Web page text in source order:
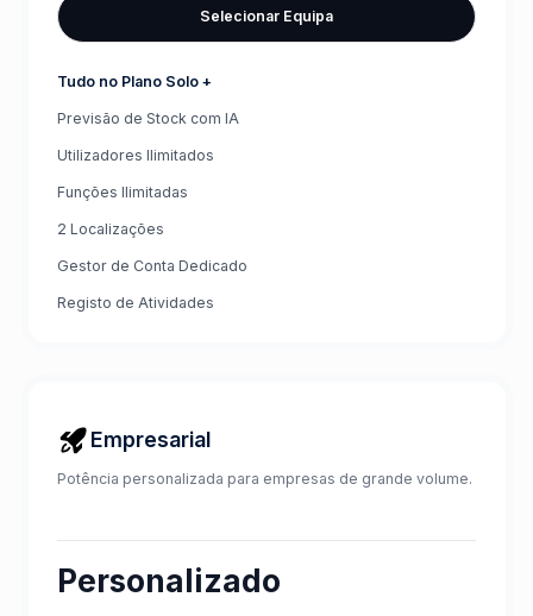
Selecionar Equipa
Tudo no Plano Solo +
Previsão de Stock com IA
Utilizadores Ilimitados
Funções Ilimitadas
2 Localizações
Gestor de Conta Dedicado
Registo de Atividades
Empresarial
Potência personalizada para empresas de grande volume.
Personalizado